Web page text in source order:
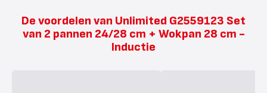
De voordelen van Unlimited G2559123 Set
van 2 pannen 24/28 cm + Wokpan 28 cm -
Inductie